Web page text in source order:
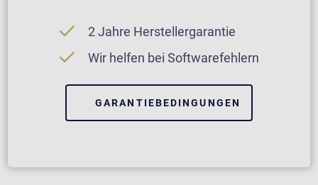
2 Jahre Herstellergarantie
Wir helfen bei Softwarefehlern
GARANTIEBEDINGUNGEN